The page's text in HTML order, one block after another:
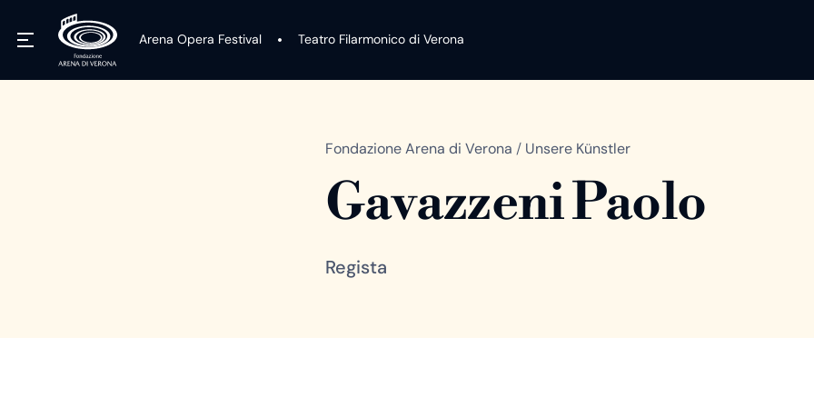
Arena Opera Festival Teatro Filarmonico di Verona
Fondazione Arena di Verona / Unsere Künstler
Gavazzeni Paolo
Regista